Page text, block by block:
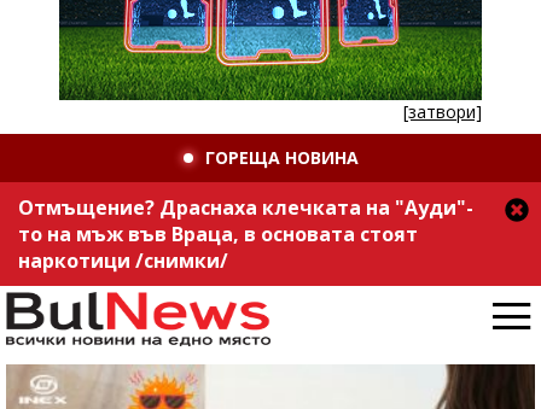
[затвори]
ГОРЕЩА НОВИНА
Отмъщение? Драснаха клечката на "Ауди"-
то на мъж във Враца, в основата стоят
наркотици /снимки/